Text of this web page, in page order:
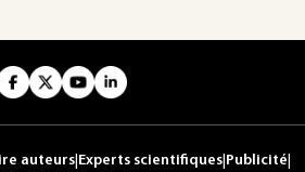
auteurs Experts scientifiques Publicité